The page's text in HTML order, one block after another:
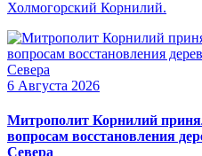
Холмогорский Корнилий.
6 Августа 2026
Митрополит Корнилий
вопросам восстановления
Севера